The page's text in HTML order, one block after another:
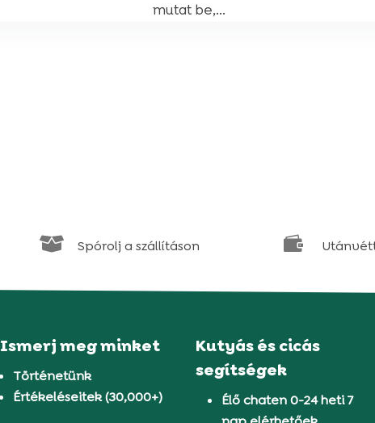
mutat be,...
 Spórolj a szállításon 
Ismerj meg minket
Történetünk
Értékeléseitek (30,000+)
Kutyás és cicás
segítségek
Élő chaten 0-24 heti 7